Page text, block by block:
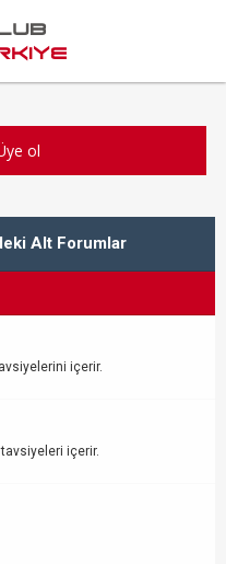
ol
Alt Forumlar
içerir.
içerir.